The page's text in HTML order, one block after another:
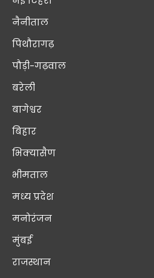
नैनीताल
पिथौरागढ़
पौड़ी-गढ़वाल
बरेली
बागेश्वर
बिहार
भिक्यासैण
भीमताल
मध्य प्रदेश
मनोरंजन
मुंबई
राजस्थान